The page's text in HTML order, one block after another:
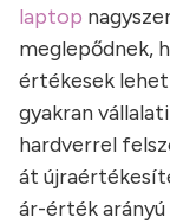
laptop
meglepődnek,
értékesek
gyakran
hardverrel
át
ár-érték arányú